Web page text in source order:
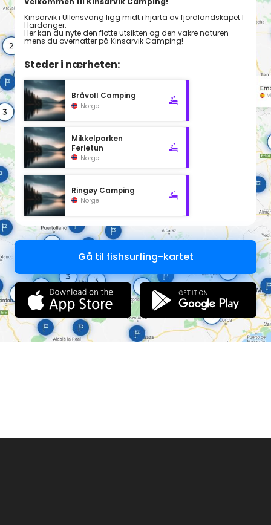
Kinsarvik i Ullensvang ligg midt i hjarta av fjordlandskapet I
Hardanger.
Her kan du nyte den flotte utsikten og den vakre naturen
mens du overnatter på Kinsarvik Camping!
Steder i nærheten:
Bråvoll Camping
Norge
Mikkelparken
Ferietun
Norge
Ringøy Camping
Norge
Gå til fishsurfing-kartet